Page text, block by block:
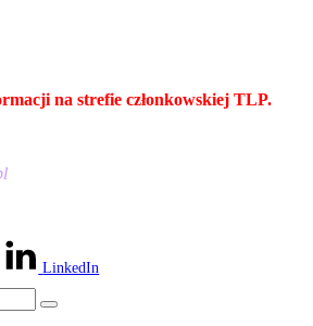
na strefie członkowskiej TLP.
LinkedIn